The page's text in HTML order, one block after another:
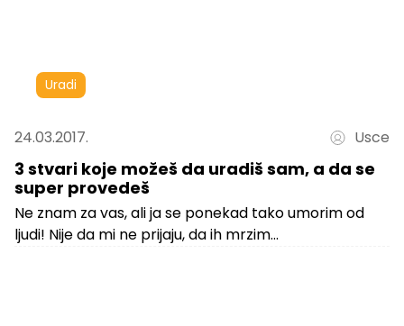
Uradi
24.03.2017. Usce
3 stvari koje možeš da uradiš sam, a da se
super provedeš
Ne znam za vas, ali ja se ponekad tako umorim od
ljudi! Nije da mi ne prijaju, da ih mrzim...